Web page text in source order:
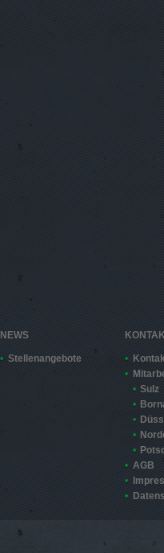
NEWS
Stellenangebote
Sulz
AGB